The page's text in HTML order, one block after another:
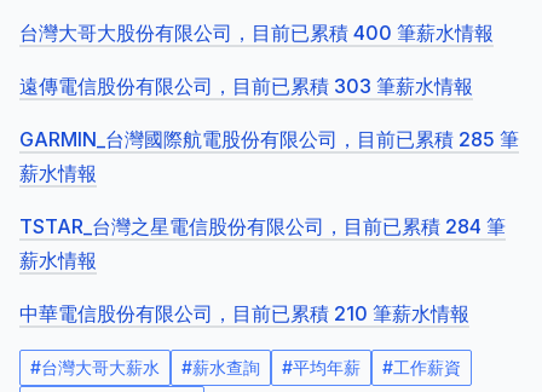
台灣大哥大股份有限公司，目前已累積 400 筆薪水情報
遠傳電信股份有限公司，目前已累積 303 筆薪水情報
GARMIN_台灣國際航電股份有限公司，目前已累積 285 筆
薪水情報
TSTAR_台灣之星電信股份有限公司，目前已累積 284 筆
薪水情報
中華電信股份有限公司，目前已累積 210 筆薪水情報
#台灣大哥大薪水 #薪水查詢 #平均年薪 #工作薪資